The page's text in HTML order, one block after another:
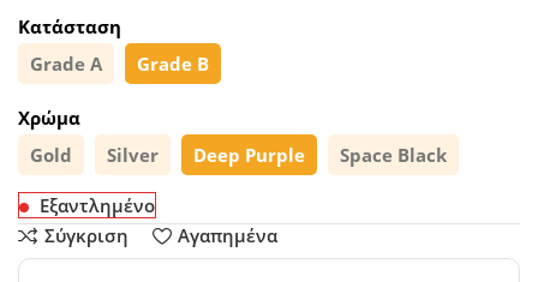
Κατάσταση
Grade A
Grade B
Χρώμα
Gold
Silver Deep Purple Space Black
Εξαντλημένο
Σύγκριση
Αγαπημένα